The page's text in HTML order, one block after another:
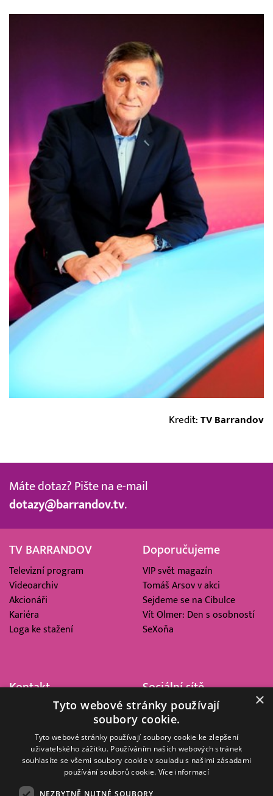
Kredit: TV Barrandov
Máte dotaz? Pište na e-mail
dotazy@barrandov.tv.
TV BARRANDOV
Televizní program
Videoarchiv
Akcionáři
Kariéra
Loga ke stažení
Doporučujeme
VIP svět magazín
Tomáš Arsov v akci
Sejdeme se na Cibulce
Vít Olmer: Den s osobností
SeXoňa
Kontakt
Barrandov Televizní Studio,
Kříženeckého nám. 322
152 00 Praha 5
IČ 416 93 311
Sociální sítě
×
Tyto webové stránky používají
soubory cookie.
Tyto webové stránky používají soubory cookie ke zlepšení
uživatelského zážitku. Používáním našich webových stránek
souhlasíte se všemi soubory cookie v souladu s našimi zásadami
používání souborů cookie. Více informací
NEZBYTNĚ NUTNÉ SOUBORY